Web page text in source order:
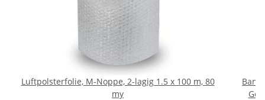
Luftpolsterfolie, M-Noppe, 2-lagig 1.5 x 100 m, 80
my